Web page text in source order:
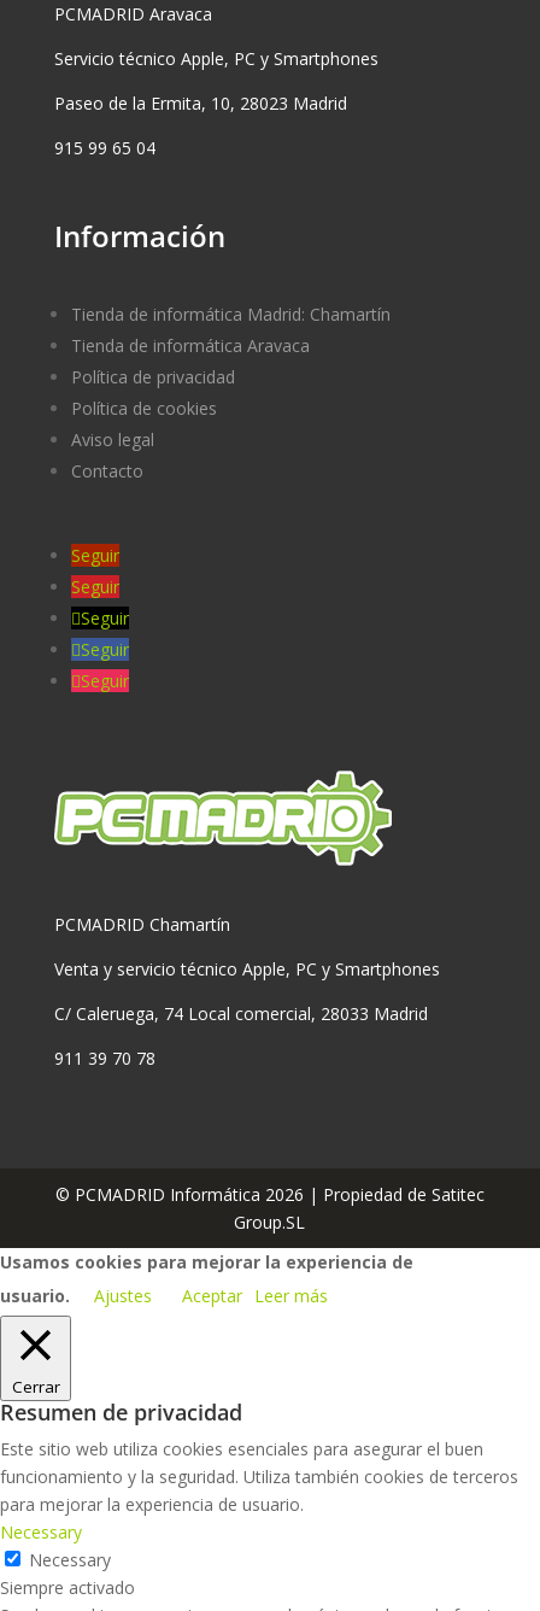
PCMADRID Aravaca
Servicio técnico Apple, PC y Smartphones
Paseo de la Ermita, 10, 28023 Madrid
915 99 65 04
Información
Tienda de informática Madrid: Chamartín
Tienda de informática Aravaca
Política de privacidad
Política de cookies
Aviso legal
Contacto
Seguir
Seguir
Seguir
Seguir
Seguir
PCMADRID Chamartín
Venta y servicio técnico Apple, PC y Smartphones
C/ Caleruega, 74 Local comercial, 28033 Madrid
911 39 70 78
© PCMADRID Informática 2026 | Propiedad de Satitec
Group.SL
Usamos cookies para mejorar la experiencia de
usuario.
Ajustes Aceptar Leer más
Cerrar
Resumen de privacidad
Este sitio web utiliza cookies esenciales para asegurar el buen
funcionamiento y la seguridad. Utiliza también cookies de terceros
para mejorar la experiencia de usuario.
Necessary
Necessary
Siempre activado